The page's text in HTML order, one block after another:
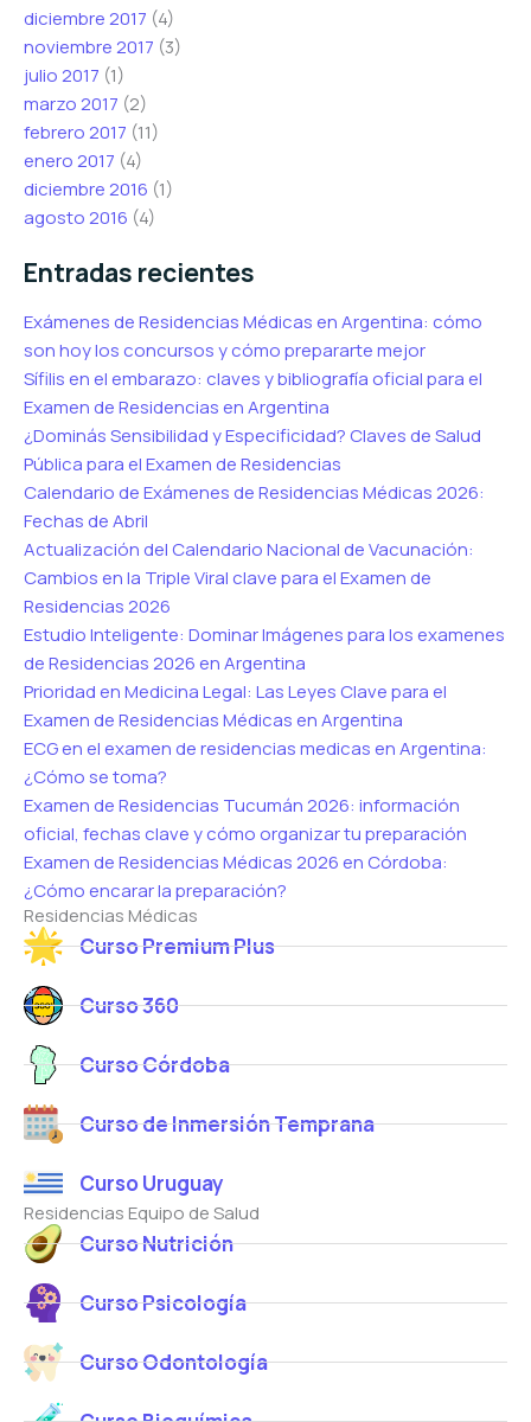
diciembre 2017 (4)
noviembre 2017 (3)
julio 2017 (1)
marzo 2017 (2)
febrero 2017 (11)
enero 2017 (4)
diciembre 2016 (1)
agosto 2016 (4)
Entradas recientes
Exámenes de Residencias Médicas en Argentina: cómo
son hoy los concursos y cómo prepararte mejor
Sífilis en el embarazo: claves y bibliografía oficial para el
Examen de Residencias en Argentina
¿Dominás Sensibilidad y Especificidad? Claves de Salud
Pública para el Examen de Residencias
Calendario de Exámenes de Residencias Médicas 2026:
Fechas de Abril
Actualización del Calendario Nacional de Vacunación:
Cambios en la Triple Viral clave para el Examen de
Residencias 2026
Estudio Inteligente: Dominar Imágenes para los examenes
de Residencias 2026 en Argentina
Prioridad en Medicina Legal: Las Leyes Clave para el
Examen de Residencias Médicas en Argentina
ECG en el examen de residencias medicas en Argentina:
¿Cómo se toma?
Examen de Residencias Tucumán 2026: información
oficial, fechas clave y cómo organizar tu preparación
Examen de Residencias Médicas 2026 en Córdoba:
¿Cómo encarar la preparación?
Residencias Médicas
Curso Premium Plus
Curso 360
Curso Córdoba
Curso de Inmersión Temprana
Curso Uruguay
Residencias Equipo de Salud
Curso Nutrición
Curso Psicología
Curso Odontología